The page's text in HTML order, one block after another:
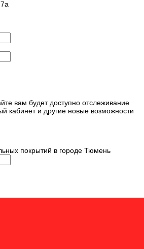
вам будет доступно отслеживание
кабинет и другие новые возможности
покрытий в городе Тюмень